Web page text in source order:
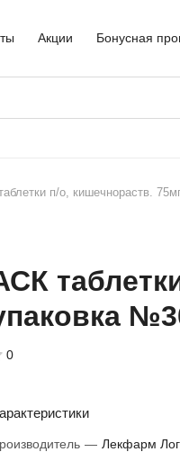
Акции Бонусная
п/о, кишечнораств.
0
— Лекфарм